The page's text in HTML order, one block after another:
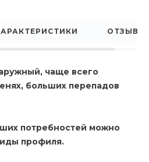
ОТЗЫВЫ
чаще всего
больших перепадов
потребностей можно
профиля.